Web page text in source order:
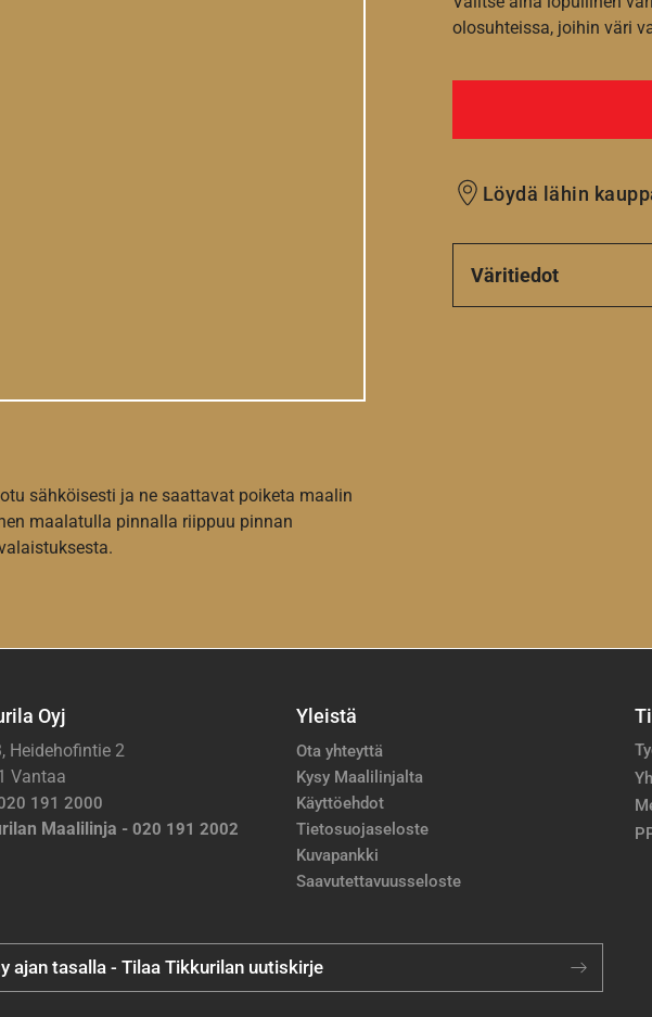
sähköisesti ja ne saattavat poiketa maalin
maalatulla pinnalla riippuu pinnan
olosuhteissa, joihin väri
Löydä lähin
Väritiedot
Oyj
Heidehofintie 2
Vantaa
191 2000
Maalilinja - 020 191 2002
Yleistä
Ota yhteyttä
Kysy Maalilinjalta
Käyttöehdot
Tietosuojaseloste
Kuvapankki
Saavutettavuusseloste
ajan tasalla - Tilaa Tikkurilan uutiskirje